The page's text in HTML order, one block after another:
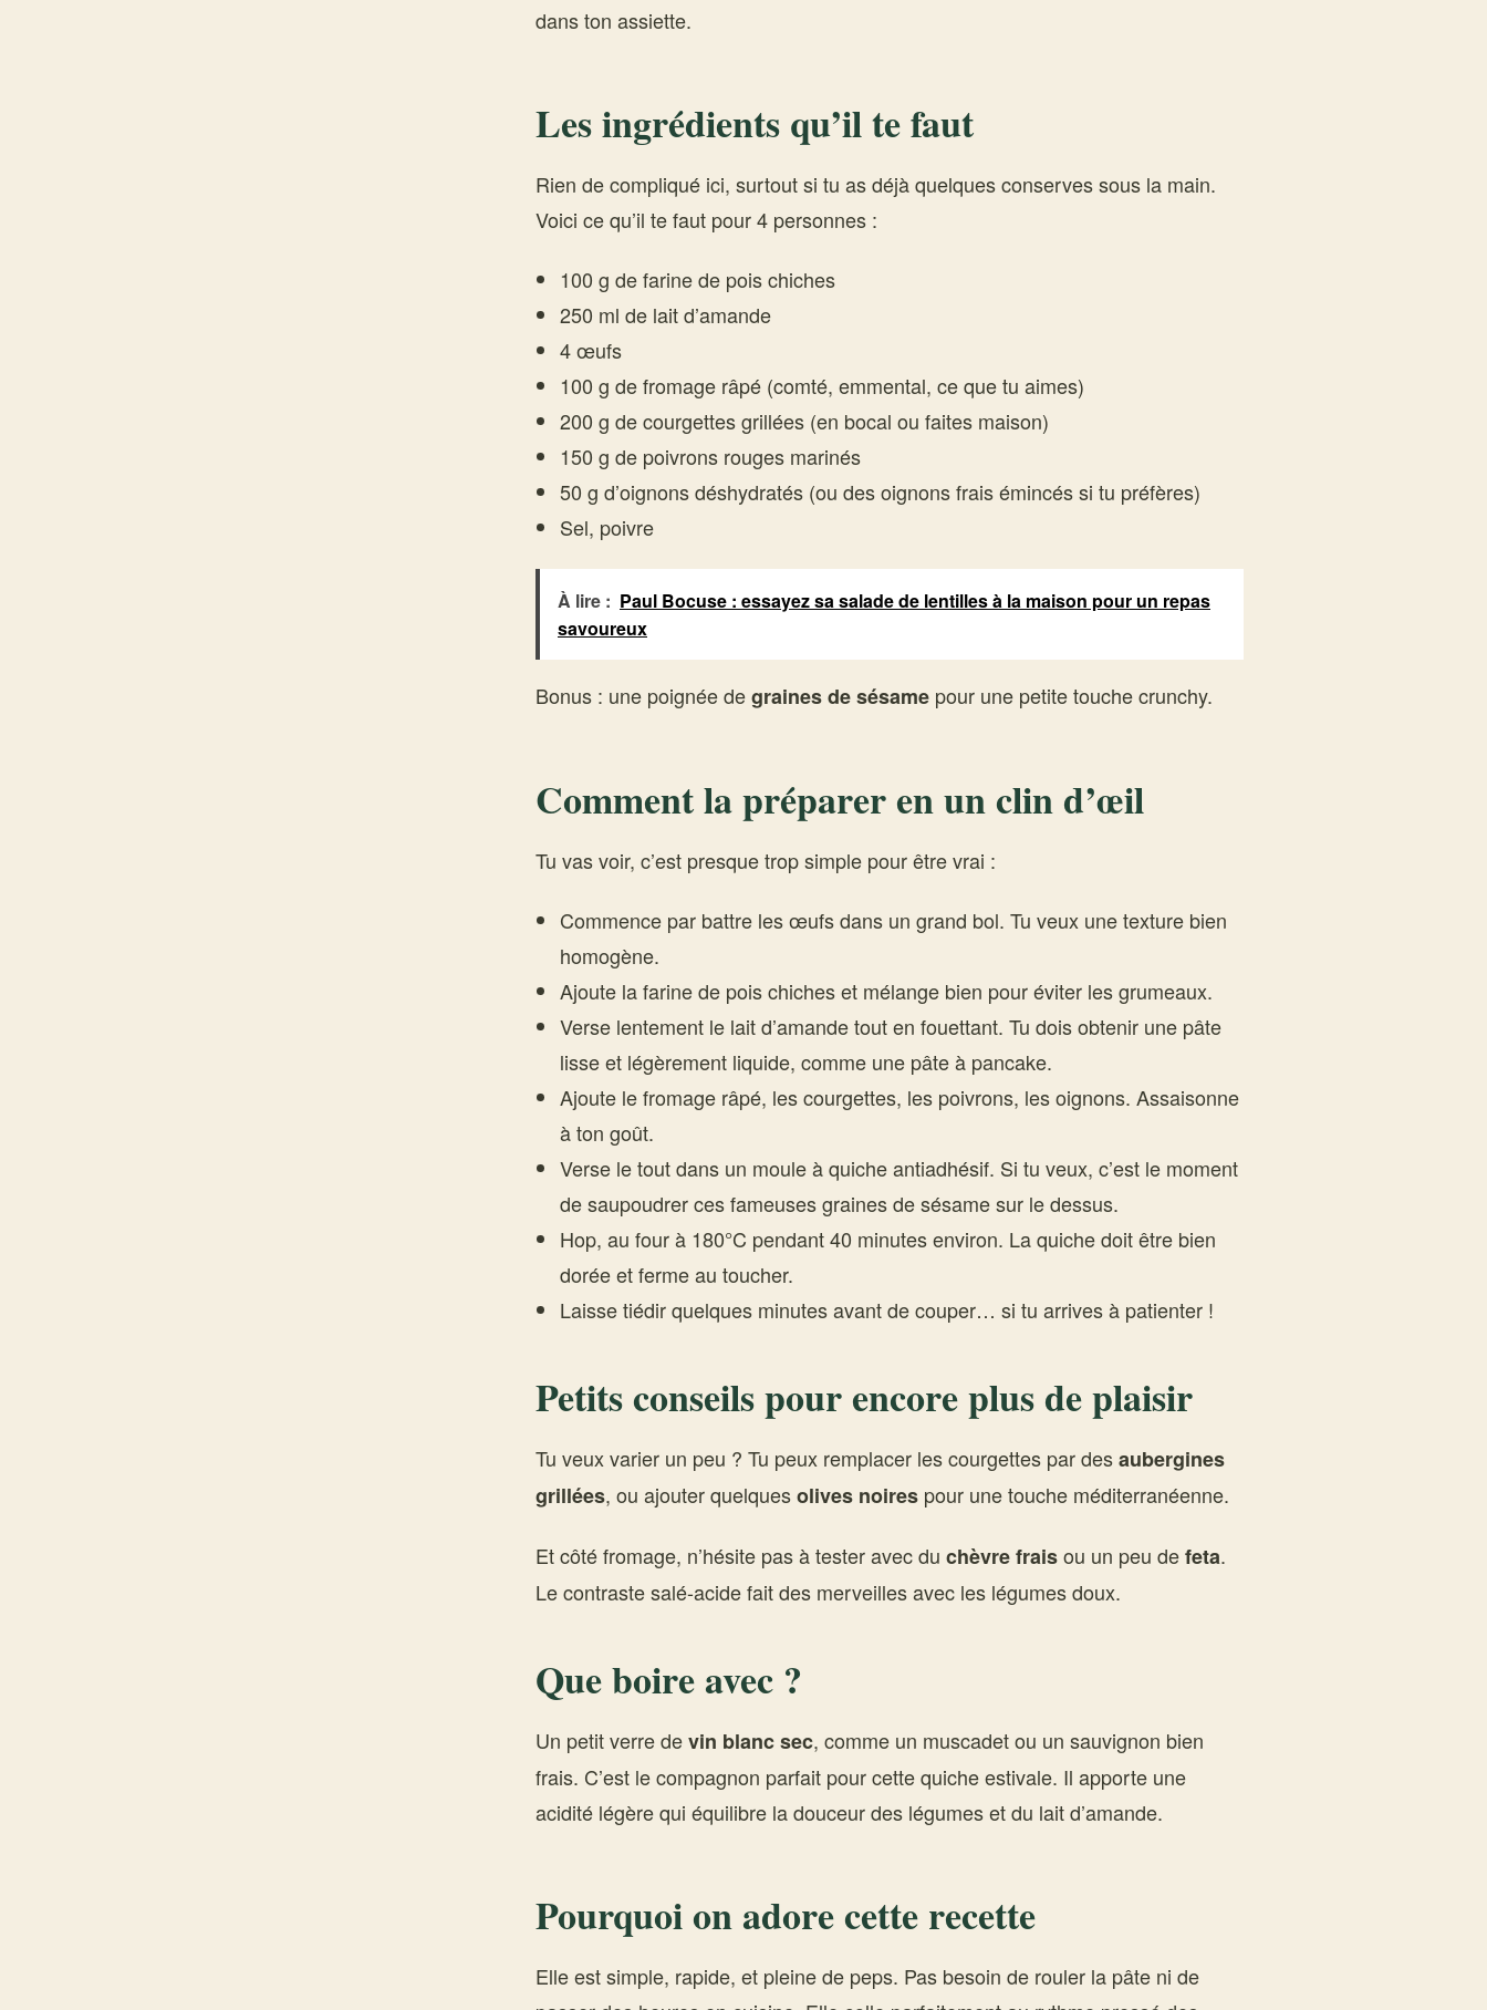
dans ton assiette.
Les ingrédients qu’il te faut
Rien de compliqué ici, surtout si tu as déjà quelques conserves sous la main.
Voici ce qu’il te faut pour 4 personnes :
100 g de farine de pois chiches
250 ml de lait d’amande
4 œufs
100 g de fromage râpé (comté, emmental, ce que tu aimes)
200 g de courgettes grillées (en bocal ou faites maison)
150 g de poivrons rouges marinés
50 g d’oignons déshydratés (ou des oignons frais émincés si tu préfères)
Sel, poivre
À lire : Paul Bocuse : essayez sa salade de lentilles à la maison pour un repas
savoureux
Bonus : une poignée degraines de sésame pour une petite touche crunchy.
Comment la préparer en un clin d’œil
Tu vas voir, c’est presque trop simple pour être vrai :
Commence par battre les œufs dans un grand bol. Tu veux une texture bien
homogène.
Ajoute la farine de pois chiches et mélange bien pour éviter les grumeaux.
Verse lentement le lait d’amande tout en fouettant. Tu dois obtenir une pâte
lisse et légèrement liquide, comme une pâte à pancake.
Ajoute le fromage râpé, les courgettes, les poivrons, les oignons. Assaisonne
à ton goût.
Verse le tout dans un moule à quiche antiadhésif. Si tu veux, c’est le moment
de saupoudrer ces fameuses graines de sésame sur le dessus.
Hop, au four à 180°C pendant 40 minutes environ. La quiche doit être bien
dorée et ferme au toucher.
Laisse tiédir quelques minutes avant de couper… si tu arrives à patienter !
Petits conseils pour encore plus de plaisir
Tu veux varier un peu ? Tu peux remplacer les courgettes par desaubergines
grillées, ou ajouter quelquesolives noires pour une touche méditerranéenne.
Et côté fromage, n’hésite pas à tester avec du chèvre fraisou un peu defeta.
Le contraste salé-acide fait des merveilles avec les légumes doux.
Que boire avec ?
Un petit verre devin blanc sec, comme un muscadet ou un sauvignon bien
frais. C’est le compagnon parfait pour cette quiche estivale. Il apporte une
acidité légère qui équilibre la douceur des légumes et du lait d’amande.
Pourquoi on adore cette recette
Elle est simple, rapide, et pleine de peps. Pas besoin de rouler la pâte ni de